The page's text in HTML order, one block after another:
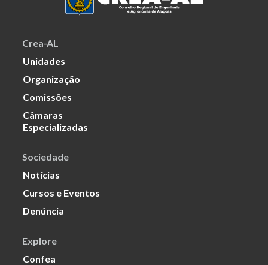
Crea-AL
Unidades
Organização
Comissões
Câmaras
Especializadas
Sociedade
Notícias
Cursos e Eventos
Denúncia
Explore
Confea